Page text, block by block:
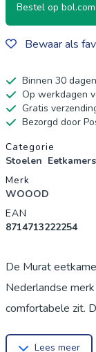
Bestel op bol.com
Bewaar als
Binnen 30
Op werkdagen
Gratis
Bezorgd door
Categorie
Stoelen
Merk
WOOOD
EAN
8714713222254
De Murat
Nederlandse
comfortabele zit.
Lees meer